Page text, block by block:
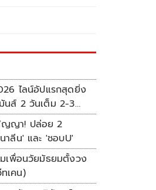
ไลน์อัปแรกสุดยิ่ง
นส์ 2 วันเต็ม 2-3
ญญา! ปล่อย 2
าลีน' และ 'ชอบU'
เพื่อนวัยมัธยมตั้งวง
เคน)